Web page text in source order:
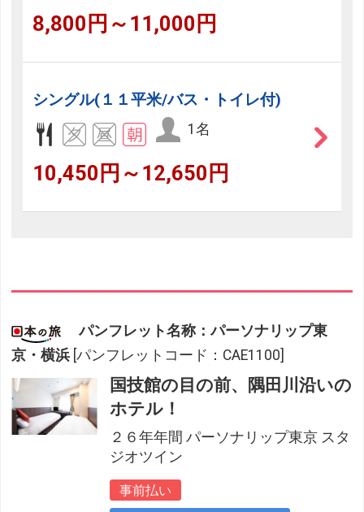
8,800円～11,000円
シングル(１１平米/バス・トイレ付)
1名
10,450円～12,650円
パンフレット名称：パーソナリップ東
京・横浜 [パンフレットコード：CAE1100]
国技館の目の前、隅田川沿いの
ホテル！
２６年年間 パーソナリップ東京 スタ
ジオツイン
事前払い